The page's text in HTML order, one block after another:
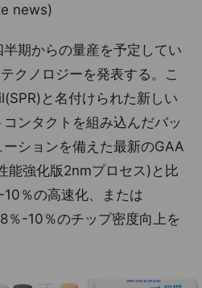
news)
期からの量産を予定してい
クノロジーを発表する。こ
と名付けられた新しい
ンタクトを組み込んだバッ
ションを備えた最新のGAA
能強化版2nmプロセス)と比
％の高速化、または
％-10％のチップ密度向上を